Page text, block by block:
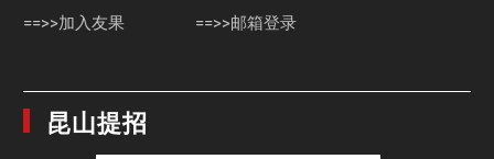
==>>加入友果 ==>>邮箱登录
昆山提招